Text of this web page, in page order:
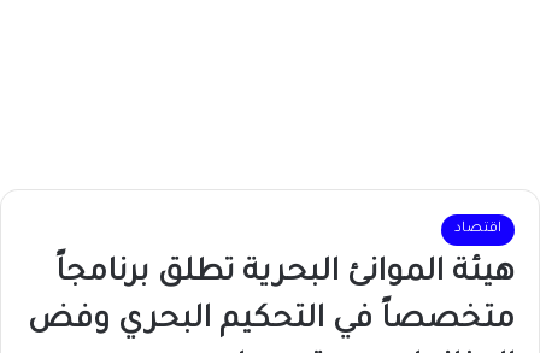
اقتصاد
هيئة الموانئ البحرية تطلق برنامجاً
متخصصاً في التحكيم البحري وفض